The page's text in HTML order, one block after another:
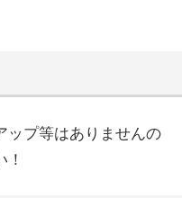
ップ等はありませんの